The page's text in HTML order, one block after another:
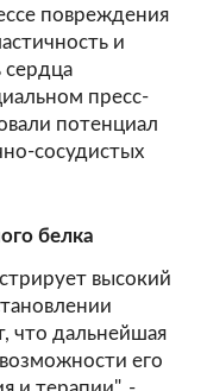
повреждения
и
сердца
пресс-
потенциал
сосудистых
белка
высокий
что дальнейшая
его